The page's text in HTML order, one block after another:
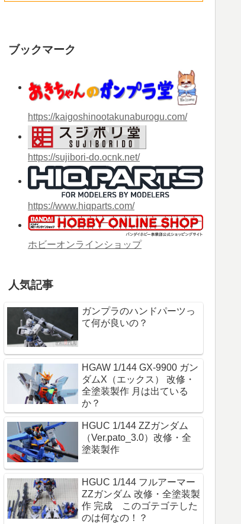
ブックマーク
https://kaigoshinootakunaburogu.com/
https://sujibori-do.ocnk.net/
https://www.hiqparts.com/
ホビーオンラインショップ
人気記事
ガンプラのハンドパーツっ
て何が良いの？
HGAW 1/144 GX-9900 ガン
ダムX（エックス） 改修・
全塗装製作 月は出ている
か？
HGUC 1/144 ZZガンダム
（Ver.pato_3.0）改修・全
塗装製作
HGUC 1/144 フルアーマー
ZZガンダム 改修・全塗装製
作 完成 このゴテゴテした
のは何なの！？